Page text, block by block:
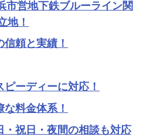
営地下鉄ブルーライン関
地！
頼と実績！
ーディーに対応！
料金体系！
祝日・夜間の相談も対応